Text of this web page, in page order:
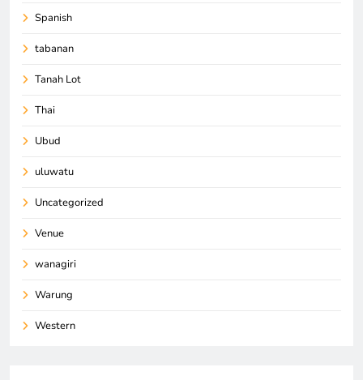
Spanish
tabanan
Tanah Lot
Thai
Ubud
uluwatu
Uncategorized
Venue
wanagiri
Warung
Western